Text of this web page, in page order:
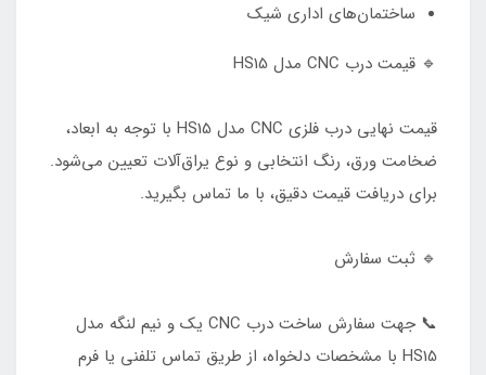
ساختمان‌های اداری شیک
🔹 قیمت درب CNC مدل HS15
قیمت نهایی درب فلزی CNC مدل HS15 با توجه به ابعاد،
ضخامت ورق، رنگ انتخابی و نوع یراق‌آلات تعیین می‌شود.
برای دریافت قیمت دقیق، با ما تماس بگیرید.
🔹 ثبت سفارش
📞 جهت سفارش ساخت درب CNC یک و نیم لنگه مدل
HS15 با مشخصات دلخواه، از طریق تماس تلفنی یا فرم